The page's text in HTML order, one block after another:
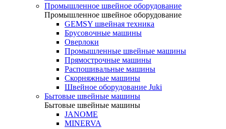
Промышленное швейное оборудование
Промышленное швейное оборудование
GEMSY швейная техника
Брусовочные машины
Оверлоки
Промышленные швейные машины
Прямострочные машины
Распошивальные машины
Скорняжные машины
Швейное оборудование Juki
Бытовые швейные машины
Бытовые швейные машины
JANOME
MINERVA